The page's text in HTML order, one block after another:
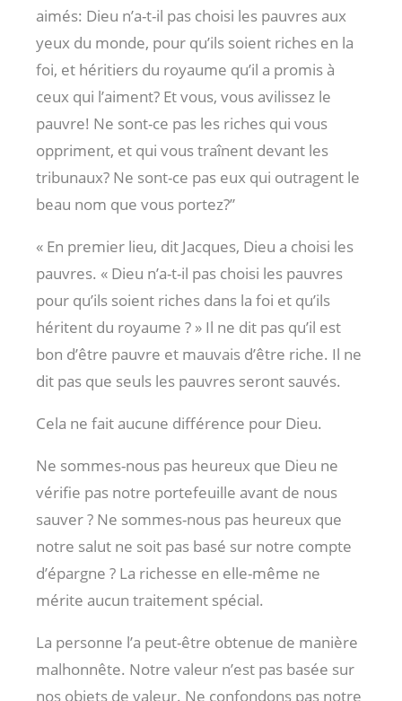
aimés: Dieu n’a-t-il pas choisi les pauvres aux
yeux du monde, pour qu’ils soient riches en la
foi, et héritiers du royaume qu’il a promis à
ceux qui l’aiment? Et vous, vous avilissez le
pauvre! Ne sont-ce pas les riches qui vous
oppriment, et qui vous traînent devant les
tribunaux? Ne sont-ce pas eux qui outragent le
beau nom que vous portez?”
« En premier lieu, dit Jacques, Dieu a choisi les
pauvres. « Dieu n’a-t-il pas choisi les pauvres
pour qu’ils soient riches dans la foi et qu’ils
héritent du royaume ? » Il ne dit pas qu’il est
bon d’être pauvre et mauvais d’être riche. Il ne
dit pas que seuls les pauvres seront sauvés.
Cela ne fait aucune différence pour Dieu.
Ne sommes-nous pas heureux que Dieu ne
vérifie pas notre portefeuille avant de nous
sauver ? Ne sommes-nous pas heureux que
notre salut ne soit pas basé sur notre compte
d’épargne ? La richesse en elle-même ne
mérite aucun traitement spécial.
La personne l’a peut-être obtenue de manière
malhonnête. Notre valeur n’est pas basée sur
nos objets de valeur. Ne confondons pas notre